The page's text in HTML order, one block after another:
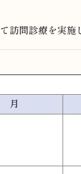
訪問診療を実施
月